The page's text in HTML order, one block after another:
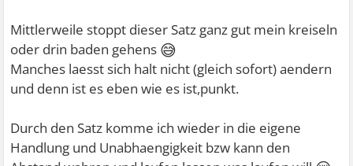
Mittlerweile stoppt dieser Satz ganz gut mein kreiseln
oder drin baden gehens 😅
Manches laesst sich halt nicht (gleich sofort) aendern
und denn ist es eben wie es ist,punkt.
Durch den Satz komme ich wieder in die eigene
Handlung und Unabhaengigkeit bzw kann den